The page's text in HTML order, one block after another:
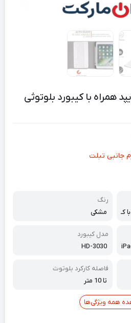
همراه با کیبورد بلوتوثی
جانبی تبلت
ک
رنگ
مشکی
مدل کیبورد
HD-3030
فاصله کارکرد بلوتوث
تا 10 متر
همه ویژگی‌ها